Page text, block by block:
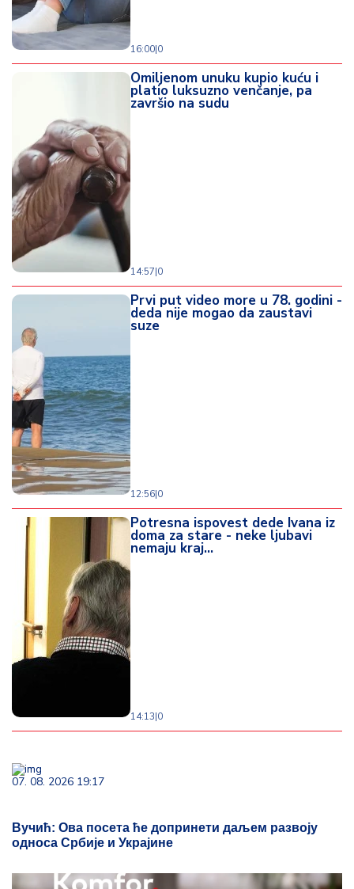
16:00|0
Omiljenom unuku kupio kuću i
platio luksuzno venčanje, pa
završio na sudu
14:57|0
Prvi put video more u 78. godini -
deda nije mogao da zaustavi
suze
12:56|0
Potresna ispovest dede Ivana iz
doma za stare - neke ljubavi
nemaju kraj...
14:13|0
07. 08. 2026 19:17
Вучић: Ова посета ће допринети даљем развоју
односа Србије и Украјине